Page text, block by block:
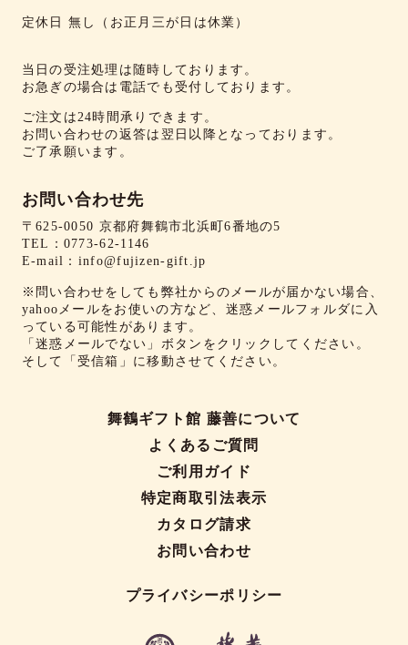
定休日 無し（お正月三が日は休業）
当日の受注処理は随時しております。
お急ぎの場合は電話でも受付しております。
ご注文は24時間承りできます。
お問い合わせの返答は翌日以降となっております。
ご了承願います。
お問い合わせ先
〒625-0050 京都府舞鶴市北浜町6番地の5
TEL： 0773-62-1146
E-mail： info@fujizen-gift.jp
※問い合わせをしても弊社からのメールが届かない場合、
yahooメールをお使いの方など、迷惑メールフォルダに入
っている可能性があります。
「迷惑メールでない」ボタンをクリックしてください。
そして「受信箱」に移動させてください。
舞鶴ギフト館 藤善について
よくあるご質問
ご利用ガイド
特定商取引法表示
カタログ請求
お問い合わせ
プライバシーポリシー